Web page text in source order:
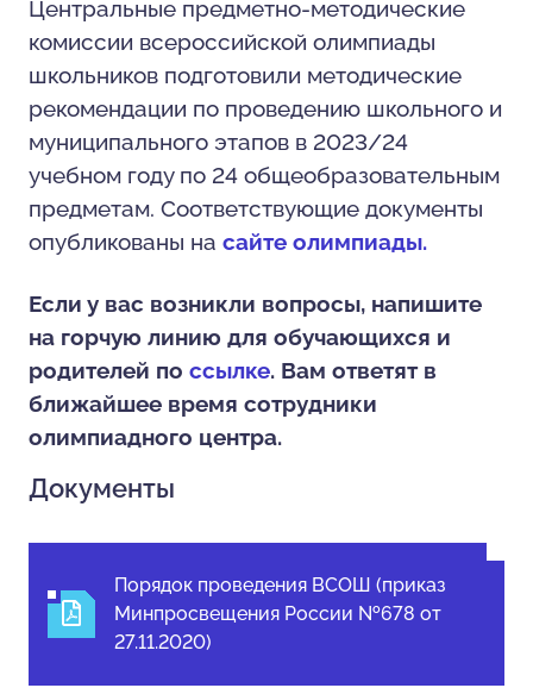
Центральные предметно-методические
комиссии всероссийской олимпиады
школьников подготовили методические
рекомендации по проведению школьного и
муниципального этапов в 2023/24
учебном году по 24 общеобразовательным
предметам. Соответствующие документы
опубликованы на сайте олимпиады.
Если у вас возникли вопросы, напишите
на горчую линию для обучающихся и
родителей по ссылке. Вам ответят в
ближайшее время сотрудники
олимпиадного центра.
Документы
Порядок проведения ВСОШ (приказ
Минпросвещения России №678 от
27.11.2020)